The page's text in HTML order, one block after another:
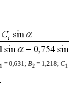
1 = 0,631; B2 = 1,218; C1